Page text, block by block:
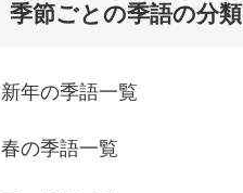
季節ごとの季語の分類
新年の季語一覧
春の季語一覧